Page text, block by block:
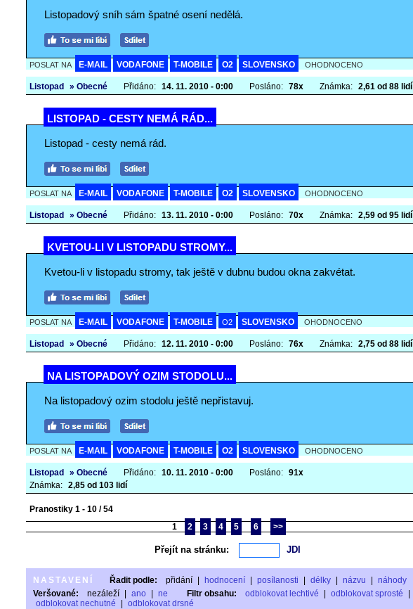
Listopadový sníh sám špatné osení nedělá.
POSLAT NA E-MAIL VODAFONE T-MOBILE O2 SLOVENSKO OHODNOCENO
Listopad » Obecné Přidáno: 14. 11. 2010 - 0:00 Posláno: 78x Známka: 2,61 od 88 lidí
LISTOPAD - CESTY NEMÁ RÁD...
Listopad - cesty nemá rád.
POSLAT NA E-MAIL VODAFONE T-MOBILE O2 SLOVENSKO OHODNOCENO
Listopad » Obecné Přidáno: 13. 11. 2010 - 0:00 Posláno: 70x Známka: 2,59 od 95 lidí
KVETOU-LI V LISTOPADU STROMY...
Kvetou-li v listopadu stromy, tak ještě v dubnu budou okna zakvétat.
POSLAT NA E-MAIL VODAFONE T-MOBILE O2 SLOVENSKO OHODNOCENO
Listopad » Obecné Přidáno: 12. 11. 2010 - 0:00 Posláno: 76x Známka: 2,75 od 88 lidí
NA LISTOPADOVÝ OZIM STODOLU...
Na listopadový ozim stodolu ještě nepřistavuj.
POSLAT NA E-MAIL VODAFONE T-MOBILE O2 SLOVENSKO OHODNOCENO
Listopad » Obecné Přidáno: 10. 11. 2010 - 0:00 Posláno: 91x
Známka: 2,85 od 103 lidí
Pranostiky 1 - 10 / 54
1
2 3 4 5 6 >>
Přejít na stránku:
NASTAVENÍ Řadit podle: přidání hodnocení posílanosti délky názvu
náhody
Veršované:
nezáleží ano ne Filtr obsahu: odblokovat lechtivé odblokovat sprosté
odblokovat nechutné
odblokovat drsné